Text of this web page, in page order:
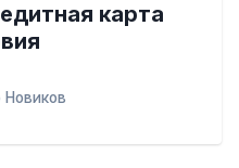
карта
Новиков